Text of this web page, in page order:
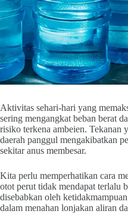
Aktivitas sehari-hari yang
sering mengangkat beban berat
risiko terkena ambeien. Tekanan
daerah panggul mengakibatkan
sekitar anus membesar.
Kita perlu memperhatikan cara
otot perut tidak mendapat terlalu
disebabkan oleh
dalam menahan lonjakan aliran